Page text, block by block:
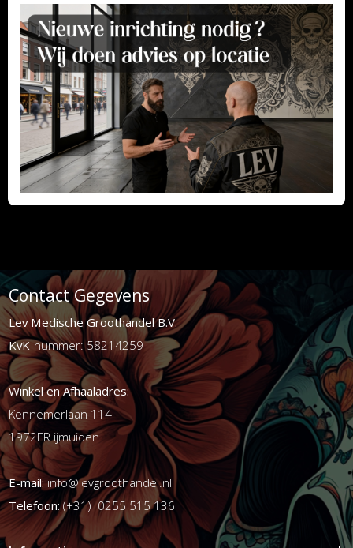
Contact Gegevens
Lev Medische Groothandel B.V.
KvK-nummer: 58214259
Winkel en Afhaaladres:
Kennemerlaan 114
1972ER ijmuiden
E-mail:info@levgroothandel.nl
Telefoon:(+31) 0255 515 136